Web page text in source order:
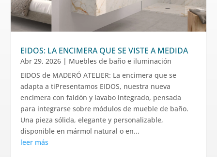
EIDOS: LA ENCIMERA QUE SE VISTE A MEDIDA
Abr 29, 2026 | Muebles de baño e iluminación
EIDOS de MADERÓ ATELIER: La encimera que se
adapta a tiPresentamos EIDOS, nuestra nueva
encimera con faldón y lavabo integrado, pensada
para integrarse sobre módulos de mueble de baño.
Una pieza sólida, elegante y personalizable,
disponible en mármol natural o en...
leer más